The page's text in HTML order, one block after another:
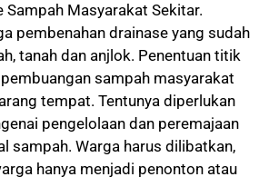
Sampah Masyarakat Sekitar.
pembenahan drainase yang sudah
tanah dan anjlok. Penentuan titik
sampah masyarakat
tempat. Tentunya diperlukan
pengelolaan dan peremajaan
sampah. Warga harus dilibatkan,
hanya menjadi penonton atau